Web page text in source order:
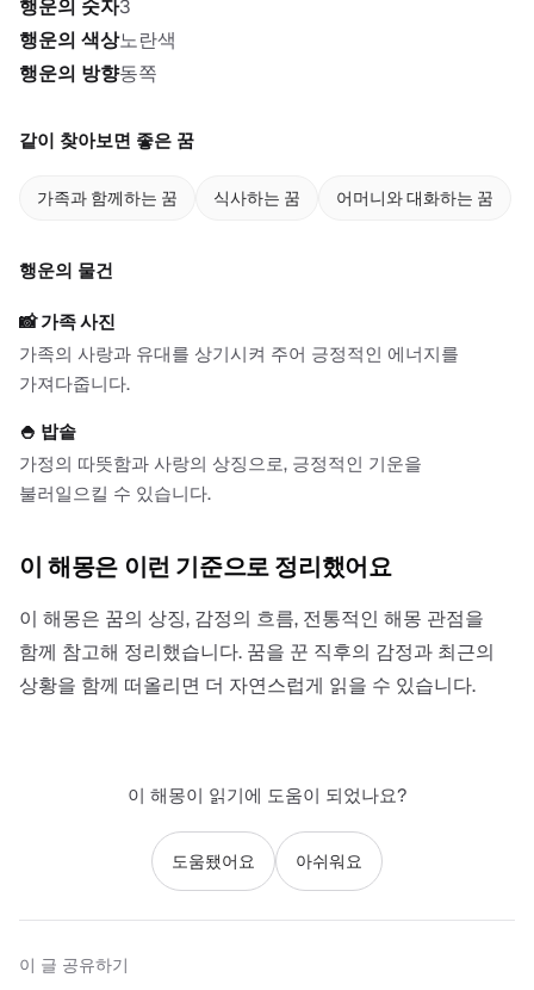
행운의 숫자3
행운의 색상노란색
행운의 방향동쪽
같이 찾아보면 좋은 꿈
가족과 함께하는 꿈 식사하는 꿈 어머니와 대화하는 꿈
행운의 물건
📸가족 사진
가족의 사랑과 유대를 상기시켜 주어 긍정적인 에너지를
가져다줍니다.
🍚 밥솥
가정의 따뜻함과 사랑의 상징으로, 긍정적인 기운을
불러일으킬 수 있습니다.
이 해몽은 이런 기준으로 정리했어요
이 해몽은 꿈의 상징, 감정의 흐름, 전통적인 해몽 관점을
함께 참고해 정리했습니다. 꿈을 꾼 직후의 감정과 최근의
상황을 함께 떠올리면 더 자연스럽게 읽을 수 있습니다.
이 해몽이 읽기에 도움이 되었나요?
도움됐어요 아쉬워요
이 글 공유하기